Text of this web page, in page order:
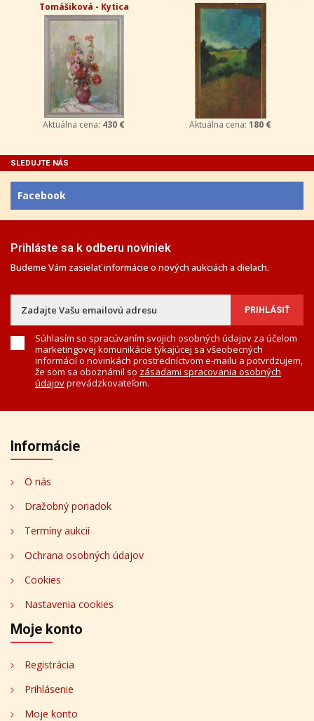
Tomášiková - Kytica
Aktuálna cena: 430 € Aktuálna cena: 180 €
SLEDUJTE NÁS
Facebook
Prihláste sa k odberu noviniek
Budeme Vám zasielať informácie o nových aukciách a dielach.
Súhlasím so spracúvaním svojich osobných údajov za účelom
marketingovej komunikácie týkajúcej sa všeobecných
informácií o novinkách prostredníctvom e-mailu a potvrdzujem,
že som sa oboznámil so zásadami spracovania osobných
údajovprevádzkovateľom.
Informácie
O nás
Dražobný poriadok
Termíny aukcií
Ochrana osobných údajov
Cookies
Nastavenia cookies
Moje konto
Registrácia
Prihlásenie
Moje konto